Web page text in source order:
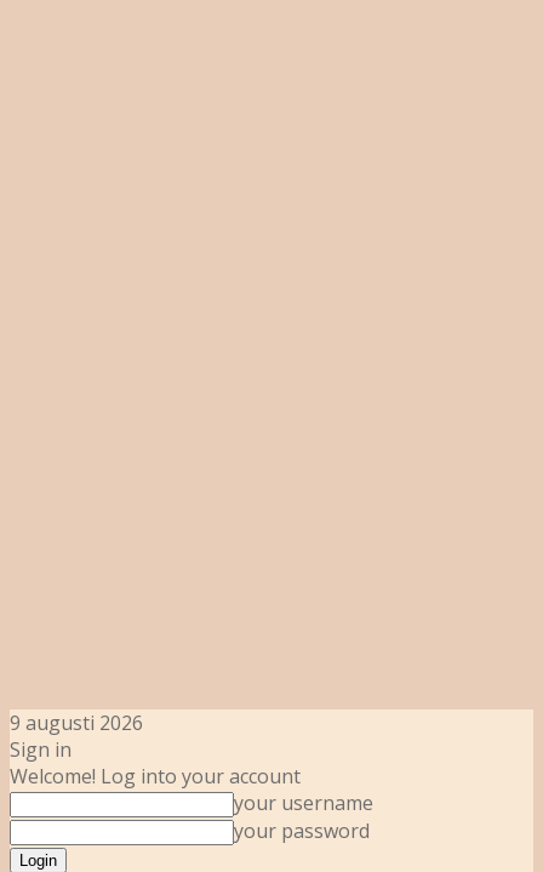
9 augusti 2026
Sign in
Welcome! Log into your account
your username
your password